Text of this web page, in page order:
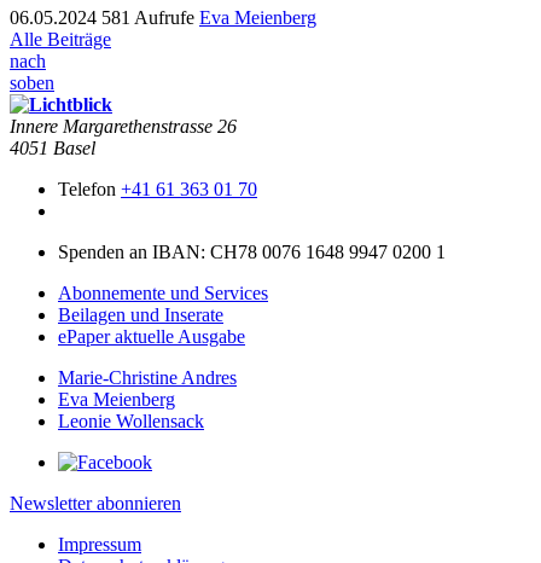
06.05.2024 581 Aufrufe Eva Meienberg
Alle Beiträge
nach
soben
Innere Mar­garethen­strasse 26
4051 Basel
Telefon +41 61 363 01 70
Spenden an IBAN: CH78 0076 1648 9947 0200 1
Abonnemente und Services
Beilagen und Inserate
ePaper aktuelle Ausgabe
Marie-Christine Andres
Eva Meienberg
Leonie Wollensack
Newsletter abonnieren
Impressum